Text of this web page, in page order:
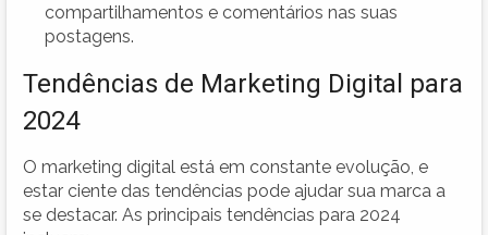
compartilhamentos e comentários nas suas
postagens.
Tendências de Marketing Digital para
2024
O marketing digital está em constante evolução, e
estar ciente das tendências pode ajudar sua marca a
se destacar. As principais tendências para 2024